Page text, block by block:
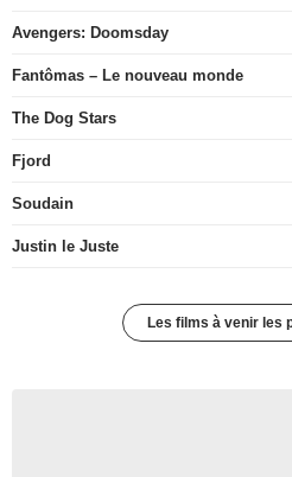
Avengers: Doomsday
Fantômas – Le nouveau monde
The Dog Stars
Fjord
Soudain
Justin le Juste
Les films à venir les